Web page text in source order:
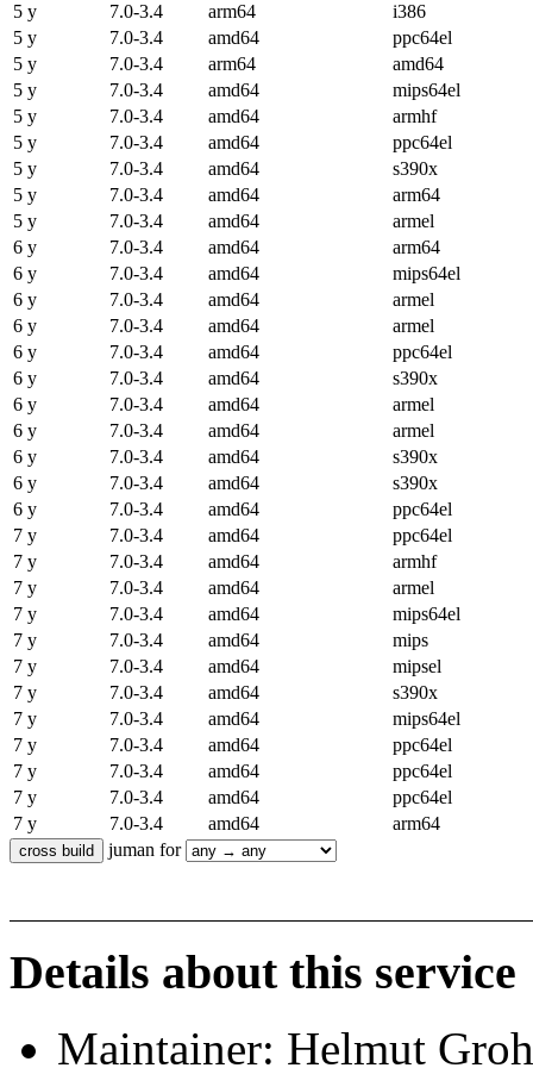
5 y
7.0-3.4 arm64
i386
5 y
7.0-3.4 amd64
ppc64el
5 y
7.0-3.4 arm64
amd64
5 y
7.0-3.4 amd64
mips64el
5 y
7.0-3.4 amd64
armhf
5 y
7.0-3.4 amd64
ppc64el
5 y
7.0-3.4 amd64
s390x
5 y
7.0-3.4 amd64
arm64
5 y
7.0-3.4 amd64
armel
6 y
7.0-3.4 amd64
arm64
6 y
7.0-3.4 amd64
mips64el
6 y
7.0-3.4 amd64
armel
6 y
7.0-3.4 amd64
armel
6 y
7.0-3.4 amd64
ppc64el
6 y
7.0-3.4 amd64
s390x
6 y
7.0-3.4 amd64
armel
6 y
7.0-3.4 amd64
armel
6 y
7.0-3.4 amd64
s390x
6 y
7.0-3.4 amd64
s390x
6 y
7.0-3.4 amd64
ppc64el
7 y
7.0-3.4 amd64
ppc64el
7 y
7.0-3.4 amd64
armhf
7 y
7.0-3.4 amd64
armel
7 y
7.0-3.4 amd64
mips64el
7 y
7.0-3.4 amd64
mips
7 y
7.0-3.4 amd64
mipsel
7 y
7.0-3.4 amd64
s390x
7 y
7.0-3.4 amd64
mips64el
7 y
7.0-3.4 amd64
ppc64el
7 y
7.0-3.4 amd64
ppc64el
7 y
7.0-3.4 amd64
ppc64el
7 y
7.0-3.4 amd64
arm64
juman for
Details about this service
Maintainer: Helmut